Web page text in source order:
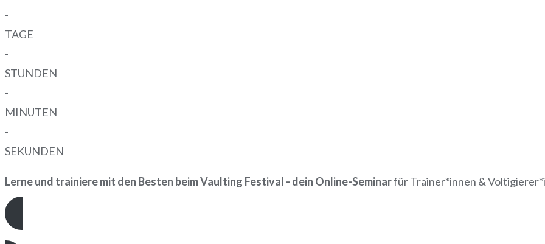
-
TAGE
-
STUNDEN
-
MINUTEN
-
SEKUNDEN
Lerne und trainiere mit den Besten beim Vaulting Festival - dein Online-Seminarfür Trainer*innen &
JETZT ANMELDEN